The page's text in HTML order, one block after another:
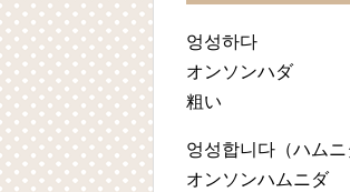
엉성하다
オンソンハダ
粗い
엉성합니다 （ハムニ
オンソンハムニダ